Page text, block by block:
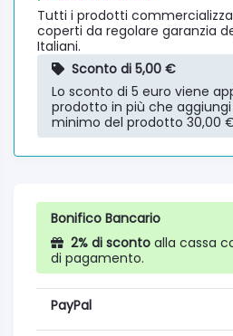
Tutti i prodotti
coperti da regolare garanzia
Italiani.
Sconto di 5,00 €
Lo sconto di 5 euro viene
prodotto in più che
minimo del prodotto 30,00
Bonifico Bancario
2% di sconto alla cassa
di pagamento.
PayPal